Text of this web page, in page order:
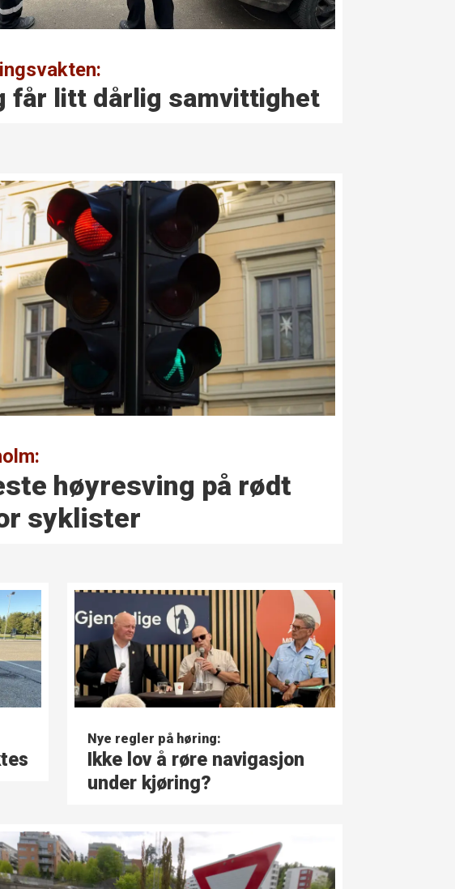
får litt dårlig samvittighet
høyre­sving på rødt
syklister
Nye regler på høring:
Ikke lov å røre navigasjon
under kjøring?